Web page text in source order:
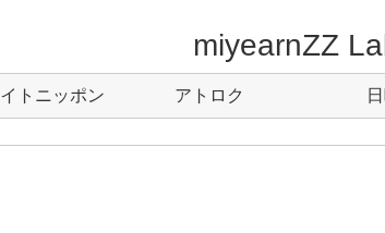
miyearnZZ
トニッポン アトロク